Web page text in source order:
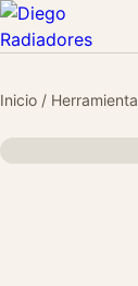
Inicio /